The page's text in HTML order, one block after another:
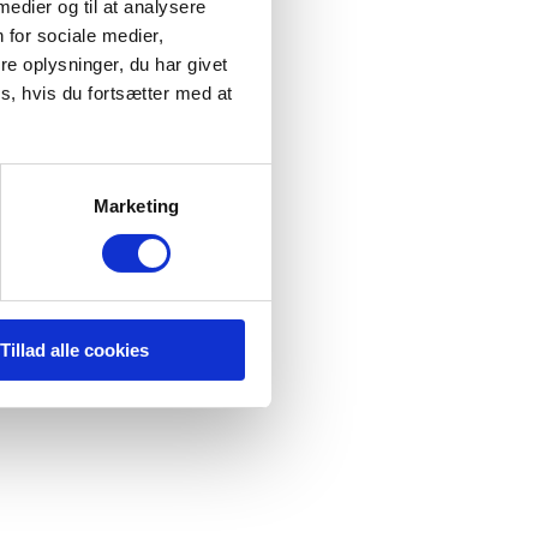
og til at analysere
for sociale medier,
oplysninger, du har givet
hvis du fortsætter med at
Marketing
Tillad alle cookies